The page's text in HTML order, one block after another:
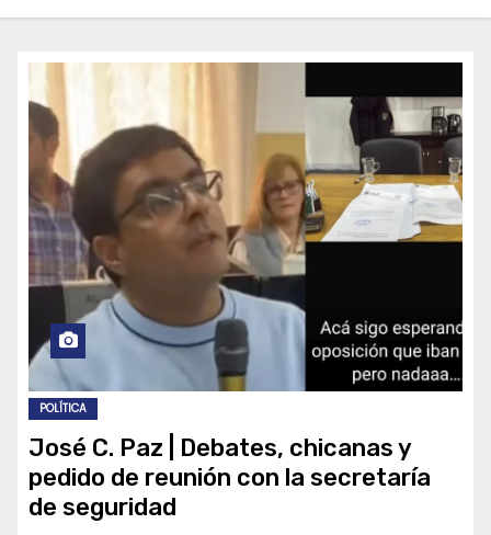
POLÍTICA
José C. Paz | Debates, chicanas y
pedido de reunión con la secretaría
de seguridad